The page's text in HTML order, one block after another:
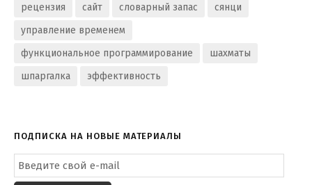
рецензия
сайт словарный запас
сянци
управление временем
функциональное программирование
шахматы
шпаргалка
эффективность
ПОДПИСКА НА НОВЫЕ МАТЕРИАЛЫ
Email
Subscription